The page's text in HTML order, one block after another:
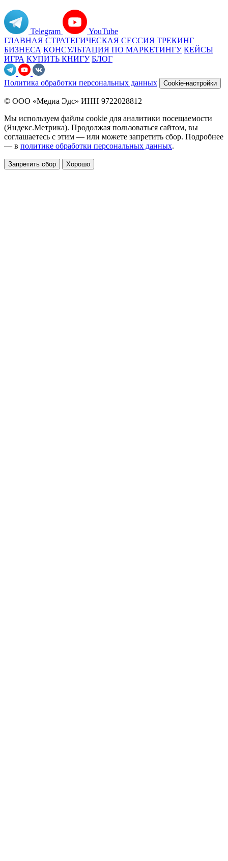
Telegram
YouTube
ГЛАВНАЯ СТРАТЕГИЧЕСКАЯ СЕССИЯ ТРЕКИНГ
БИЗНЕСА КОНСУЛЬТАЦИЯ ПО МАРКЕТИНГУ КЕЙСЫ
ИГРА КУПИТЬ КНИГУ БЛОГ
Политика обработки персональных данных Cookie-настройки
© ООО «Медиа Эдс» ИНН 9722028812
Мы используем файлы cookie для аналитики посещаемости
(Яндекс.Метрика). Продолжая пользоваться сайтом, вы
соглашаетесь с этим — или можете запретить сбор. Подробнее
— в политике обработки персональных данных.
Запретить сбор Хорошо